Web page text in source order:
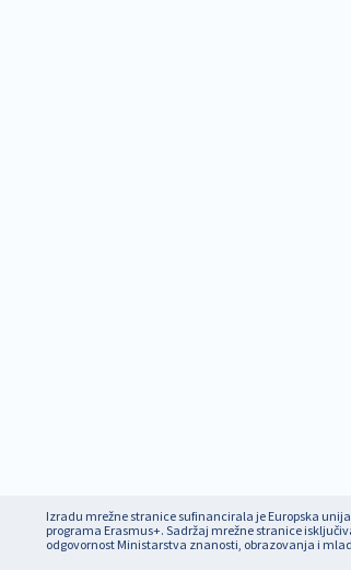
Izradu mrežne stranice sufinancirala je Europska
programa Erasmus+. Sadržaj mrežne stranice
odgovornost Ministarstva znanosti, obrazovanja i